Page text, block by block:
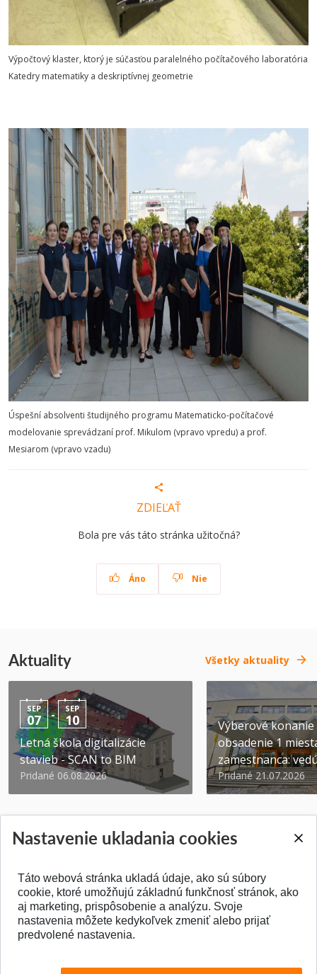
Výpočtový klaster, ktorý je súčasťou paralelného počítačového laboratória
Katedry matematiky a deskriptívnej geometrie
Úspešní absolventi študijného programu Matematicko-počítačové
modelovanie sprevádzaní prof. Mikulom (vpravo vpredu) a prof.
Mesiarom (vpravo vzadu)
ZDIEĽAŤ
Bola pre vás táto stránka užitočná?
Áno Nie
Aktuality Všetky aktuality
SEP
07 - SEP
10
Letná škola digitalizácie
stavieb - SCAN to BIM
Pridané 06.08.2026
Výberové konanie
obsadenie 1
zamestnanca:
Pridané 21.07.2026
SPÄŤ NA VRCH
Nastavenie ukladania cookies
Táto webová stránka ukladá údaje, ako sú súbory
cookie, ktoré umožňujú základnú funkčnosť stránok, ako
aj marketing, prispôsobenie a analýzu. Svoje
nastavenia môžete kedykoľvek zmeniť alebo prijať
predvolené nastavenia.